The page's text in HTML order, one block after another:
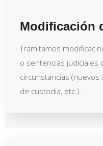
Modificación
Tramitamos
o sentencias judiciales
circunstancias (nuevos
de custodia, etc.).